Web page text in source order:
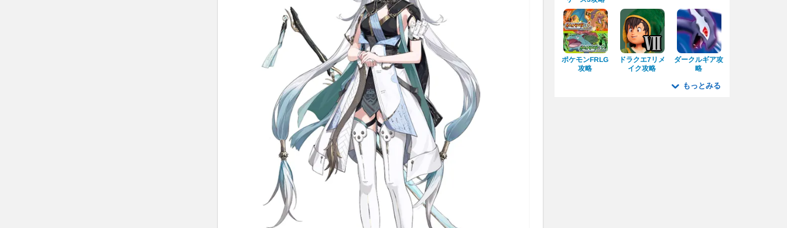
ポケモンFRLG
攻略
ドラクエ7リメ
イク攻略
ダークルギア攻
略
もっとみる